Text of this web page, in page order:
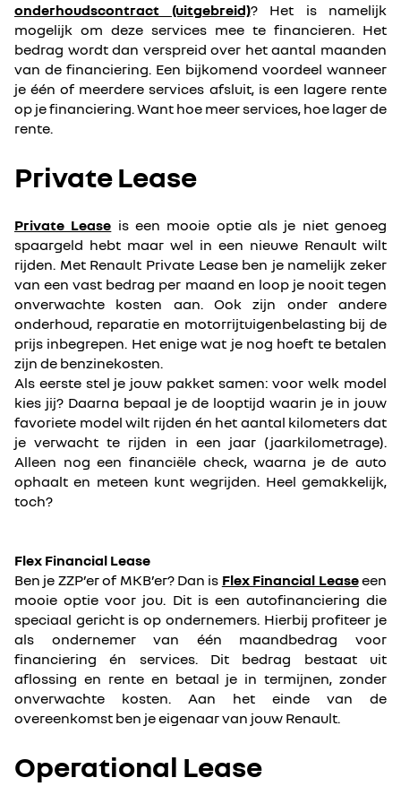
onderhoudscontract (uitgebreid)? Het is namelijk
mogelijk om deze services mee te financieren. Het
bedrag wordt dan verspreid over het aantal maanden
van de financiering. Een bijkomend voordeel wanneer
je één of meerdere services afsluit, is een lagere rente
op je financiering. Want hoe meer services, hoe lager de
rente.
Private Lease
Private Lease is een mooie optie als je niet genoeg
spaargeld hebt maar wel in een nieuwe Renault wilt
rijden. Met Renault Private Lease ben je namelijk zeker
van een vast bedrag per maand en loop je nooit tegen
onverwachte kosten aan. Ook zijn onder andere
onderhoud, reparatie en motorrijtuigenbelasting bij de
prijs inbegrepen. Het enige wat je nog hoeft te betalen
zijn de benzinekosten.
Als eerste stel je jouw pakket samen: voor welk model
kies jij? Daarna bepaal je de looptijd waarin je in jouw
favoriete model wilt rijden én het aantal kilometers dat
je verwacht te rijden in een jaar (jaarkilometrage).
Alleen nog een financiële check, waarna je de auto
ophaalt en meteen kunt wegrijden. Heel gemakkelijk,
toch?
Flex Financial Lease
Ben je ZZP’er of MKB’er? Dan is Flex Financial Leaseeen
mooie optie voor jou. Dit is een autofinanciering die
speciaal gericht is op ondernemers. Hierbij profiteer je
als ondernemer van één maandbedrag voor
financiering én services. Dit bedrag bestaat uit
aflossing en rente en betaal je in termijnen, zonder
onverwachte kosten. Aan het einde van de
overeenkomst ben je eigenaar van jouw Renault.
Operational Lease